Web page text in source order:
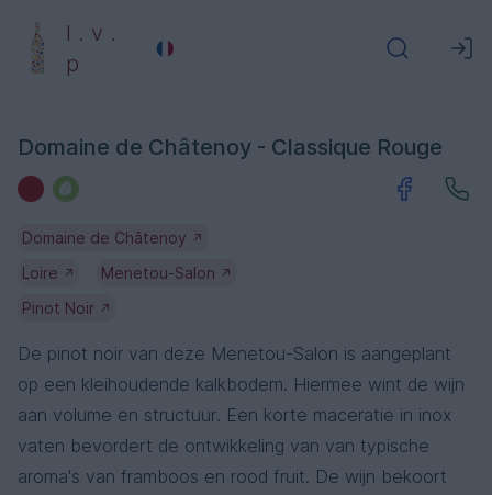
l . v .
p
Domaine de Châtenoy - Classique Rouge
Domaine de Châtenoy ↗
Loire ↗ Menetou-Salon ↗
Pinot Noir ↗
De pinot noir van deze Menetou-Salon is aangeplant
op een kleihoudende kalkbodem. Hiermee wint de wijn
aan volume en structuur. Een korte maceratie in inox
vaten bevordert de ontwikkeling van van typische
aroma's van framboos en rood fruit. De wijn bekoort